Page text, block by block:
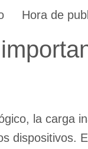
Hora de
la carga
dispositivos.